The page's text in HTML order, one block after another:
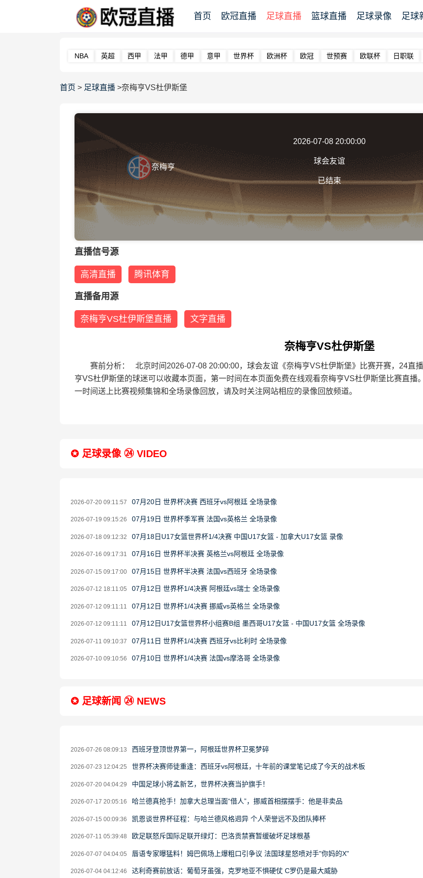
首页 欧冠直播 足球直播 篮球直播 足球录像 足球
NBA 英超 西甲 法甲 德甲 意甲 世界杯 欧洲杯 欧冠 世预赛 欧联杯 日职联
首页 > 足球直播 >奈梅亨VS杜伊斯堡
奈梅亨
2026-07-08 20:00:00
球会友谊
已结束
直播信号源
高清直播 腾讯体育
直播备用源
奈梅亨VS杜伊斯堡直播 文字直播
奈梅亨VS杜伊斯堡
赛前分析： 北京时间2026-07-08 20:00:00，球会友谊《奈梅亨VS杜伊斯堡》比赛开赛，24直
亨VS杜伊斯堡的球迷可以收藏本页面，第一时间在本页面免费在线观看奈梅亨VS杜伊斯堡比赛直播
一时间送上比赛视频集锦和全场录像回放，请及时关注网站相应的录像回放频道。
✪ 足球录像 ㉔ VIDEO
2026-07-20 09:11:57 07月20日 世界杯决赛 西班牙vs阿根廷 全场录像
2026-07-19 09:15:26 07月19日 世界杯季军赛 法国vs英格兰 全场录像
2026-07-18 09:12:32 07月18日U17女篮世界杯1/4决赛 中国U17女篮 - 加拿大U17女篮 录像
2026-07-16 09:17:31 07月16日 世界杯半决赛 英格兰vs阿根廷 全场录像
2026-07-15 09:17:00 07月15日 世界杯半决赛 法国vs西班牙 全场录像
2026-07-12 18:11:05 07月12日 世界杯1/4决赛 阿根廷vs瑞士 全场录像
2026-07-12 09:11:11 07月12日 世界杯1/4决赛 挪威vs英格兰 全场录像
2026-07-12 09:11:11 07月12日U17女篮世界杯小组赛B组 墨西哥U17女篮 - 中国U17女篮 全场录像
2026-07-11 09:10:37 07月11日 世界杯1/4决赛 西班牙vs比利时 全场录像
2026-07-10 09:10:56 07月10日 世界杯1/4决赛 法国vs摩洛哥 全场录像
✪ 足球新闻 ㉔ NEWS
2026-07-26 08:09:13 西班牙登顶世界第一，阿根廷世界杯卫冕梦碎
2026-07-23 12:04:25 世界杯决赛师徒重逢：西班牙vs阿根廷，十年前的课堂笔记成了今天的战术板
2026-07-20 04:04:29 中国足球小将孟新艺，世界杯决赛当护旗手！
2026-07-17 20:05:16 哈兰德真抢手！加拿大总理当面“借人”，挪威首相摆摆手：他是非卖品
2026-07-15 00:09:36 凯恩谈世界杯征程：与哈兰德风格迥异 个人荣誉远不及团队捧杯
2026-07-11 05:39:48 欧足联怒斥国际足联开绿灯：巴洛贡禁赛暂缓破坏足球根基
2026-07-07 04:04:05 唇语专家曝猛料！姆巴佩场上爆粗口引争议 法国球星怒喷对手"你妈的X"
2026-07-04 04:12:46 达利奇赛前放话：葡萄牙虽强，克罗地亚不惧硬仗 C罗仍是最大威胁